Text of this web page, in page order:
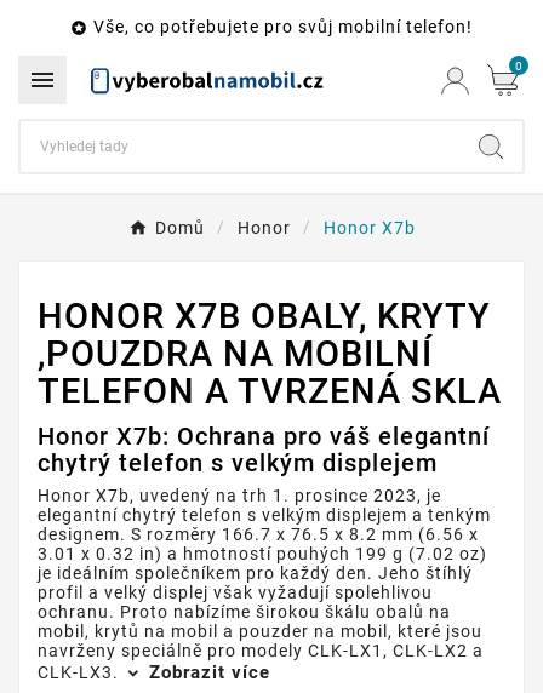
 Vše, co potřebujete pro svůj mobilní telefon!
 0
Domů Honor Honor X7b
HONOR X7B OBALY, KRYTY
,POUZDRA NA MOBILNÍ
TELEFON A TVRZENÁ SKLA
Honor X7b: Ochrana pro váš elegantní
chytrý telefon s velkým displejem
Honor X7b, uvedený na trh 1. prosince 2023, je
elegantní chytrý telefon s velkým displejem a tenkým
designem. S rozměry 166.7 x 76.5 x 8.2 mm (6.56 x
3.01 x 0.32 in) a hmotností pouhých 199 g (7.02 oz)
je ideálním společníkem pro každý den. Jeho štíhlý
profil a velký displej však vyžadují spolehlivou
ochranu. Proto nabízíme širokou škálu obalů na
mobil, krytů na mobil a pouzder na mobil, které jsou
navrženy speciálně pro modely CLK-LX1, CLK-LX2 a
CLK-LX3.
Zobrazit více